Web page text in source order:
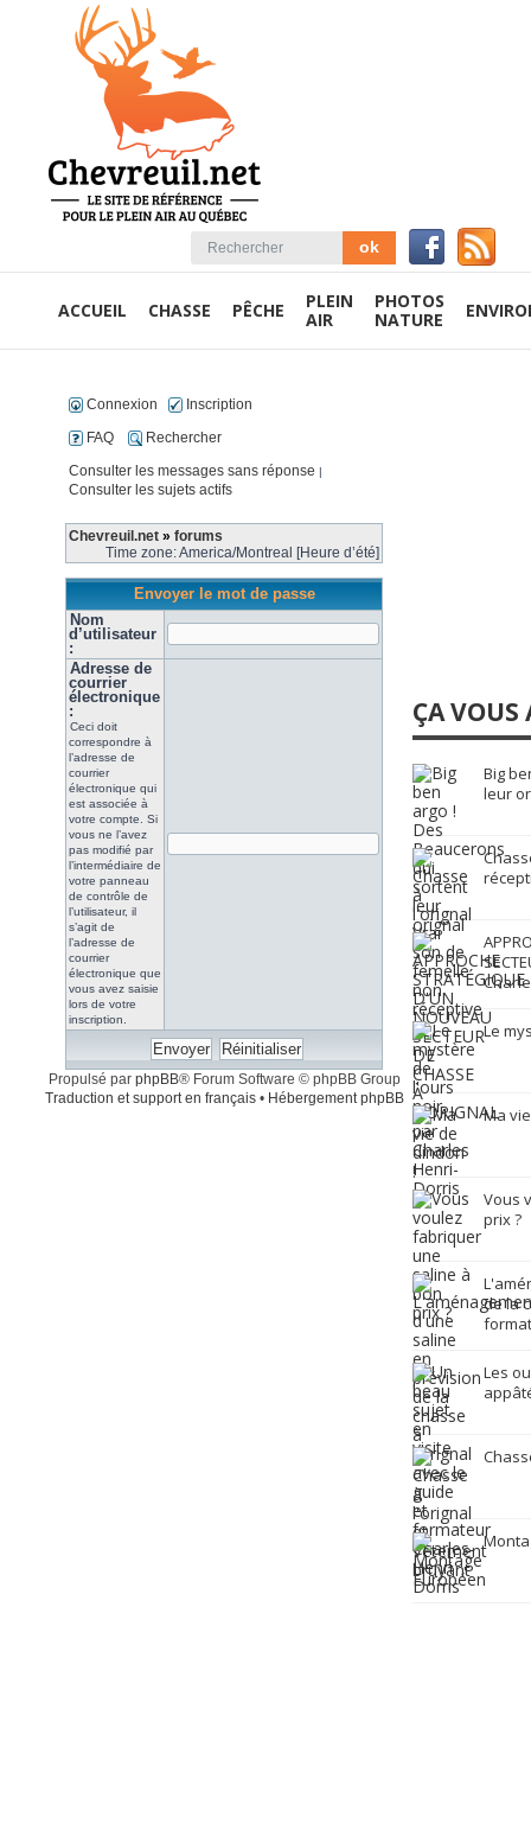
ACCUEIL CHASSE PÊCHE
PLEIN
AIR
PHOTOS
NATURE
Connexion
Inscription
FAQ
Rechercher
Consulter les messages sans réponse |
Consulter les sujets actifs
Chevreuil.net » forums
Time zone: America/Montreal [Heure d’été]
Envoyer le mot de passe
Nom
d’utilisateur
:
Adresse de
courrier
électronique
:
Ceci doit
correspondre à
l’adresse de
courrier
électronique qui
est associée à
votre compte. Si
vous ne l’avez
pas modifié par
l’intermédiaire de
votre panneau
de contrôle de
l’utilisateur, il
s’agit de
l’adresse de
courrier
électronique que
vous avez saisie
lors de votre
inscription.
Propulsé par phpBB® Forum Software © phpBB Group
Traduction et support en français• Hébergement phpBB
ÇA VOUS
Big
leur
Le
Ma
Vous
prix ?
de la
Les